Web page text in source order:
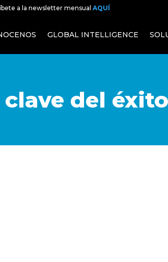
a la newsletter mensual AQUÍ
GLOBAL INTELLIGENCE
del éxito